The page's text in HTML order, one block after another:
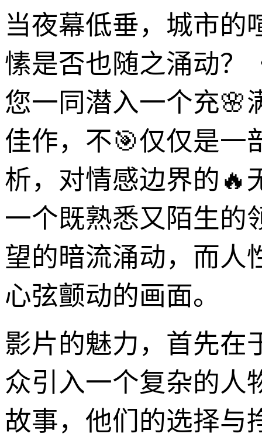
当夜幕低垂，城市的
愫是否也随之涌动？
您一同潜入一个充🌸
佳作，不🎯仅仅是一
析，对情感边界的🔥
一个既熟悉又陌生的
望的暗流涌动，而人
心弦颤动的画面。
影片的魅力，首先在
众引入一个复杂的人
故事，他们的选择与